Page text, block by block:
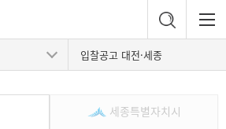
입찰공고 대전·세종
세종특별자치시